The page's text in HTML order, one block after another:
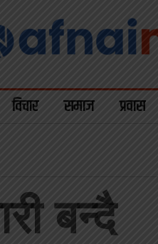
विचार समाज प्रवास
बन्दै